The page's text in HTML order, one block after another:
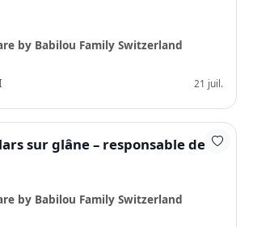
by Babilou Family Switzerland
21 juil.
sur glâne – responsable de
by Babilou Family Switzerland